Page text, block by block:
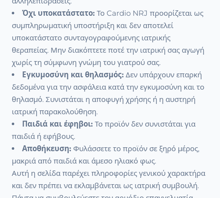
Όχι υποκατάστατο: Το Cardio NRJ προορίζεται ως
συμπληρωματική υποστήριξη και δεν αποτελεί
υποκατάστατο συνταγογραφούμενης ιατρικής
θεραπείας. Μην διακόπτετε ποτέ την ιατρική σας αγωγή
χωρίς τη σύμφωνη γνώμη του γιατρού σας.
Εγκυμοσύνη και θηλασμός: Δεν υπάρχουν επαρκή
δεδομένα για την ασφάλεια κατά την εγκυμοσύνη και το
θηλασμό. Συνιστάται η αποφυγή χρήσης ή η αυστηρή
ιατρική παρακολούθηση.
Παιδιά και έφηβοι: Το προϊόν δεν συνιστάται για
παιδιά ή εφήβους.
Αποθήκευση: Φυλάσσετε το προϊόν σε ξηρό μέρος,
μακριά από παιδιά και άμεσο ηλιακό φως.
Αυτή η σελίδα παρέχει πληροφορίες γενικού χαρακτήρα
και δεν πρέπει να εκλαμβάνεται ως ιατρική συμβουλή.